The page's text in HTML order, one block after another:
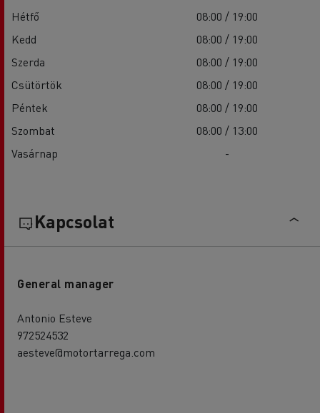
Hétfő
08:00 / 19:00
Kedd
08:00 / 19:00
Szerda
08:00 / 19:00
Csütörtök
08:00 / 19:00
Péntek
08:00 / 19:00
Szombat
08:00 / 13:00
Vasárnap
-
Kapcsolat
General manager
Antonio Esteve
972524532
aesteve@motortarrega.com